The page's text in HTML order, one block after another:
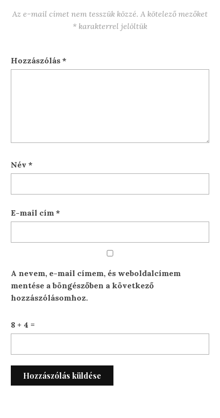
Az e-mail címet nem tesszük közzé. A kötelező mezőket
* karakterrel jelöltük
Hozzászólás*
Név*
E-mail cím*
A nevem, e-mail címem, és weboldalcímem
mentése a böngészőben a következő
hozzászólásomhoz.
8 + 4 =